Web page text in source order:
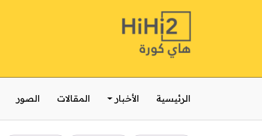
الرئيسية الأخبار المقالات الصور